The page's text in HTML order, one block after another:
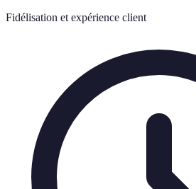
Fidélisation et expérience client